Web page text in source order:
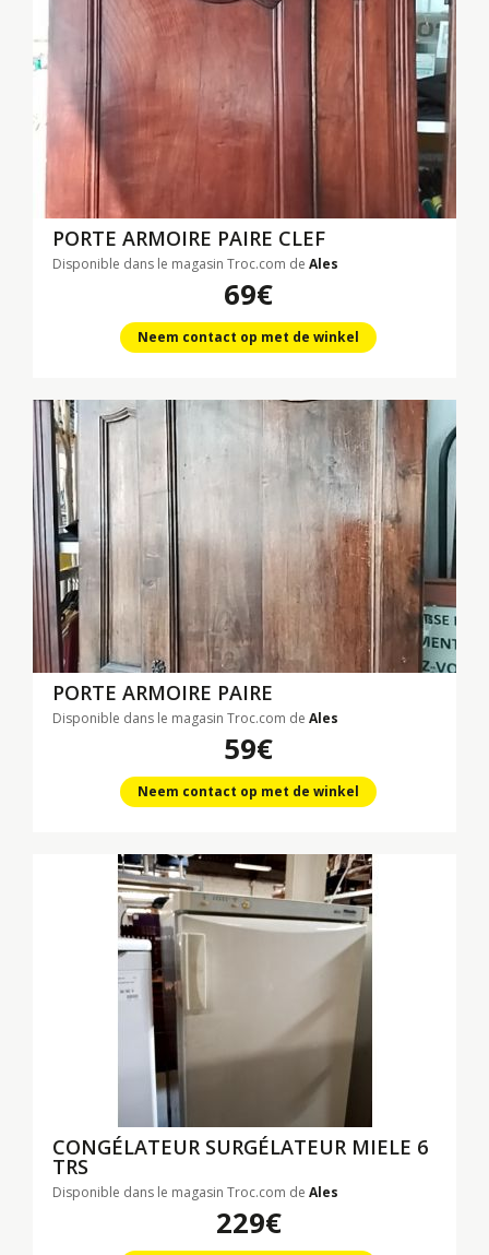
PORTE ARMOIRE PAIRE CLEF
Disponible dans le magasin Troc.com de Ales
69€
Neem contact op met de winkel
PORTE ARMOIRE PAIRE
Disponible dans le magasin Troc.com de Ales
59€
Neem contact op met de winkel
CONGÉLATEUR SURGÉLATEUR MIELE 6
TRS
Disponible dans le magasin Troc.com de Ales
229€